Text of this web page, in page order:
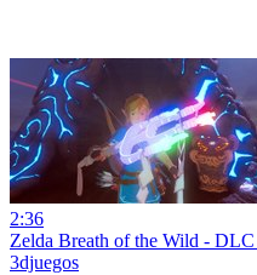
2:36
Zelda Breath of the Wild -
3djuegos